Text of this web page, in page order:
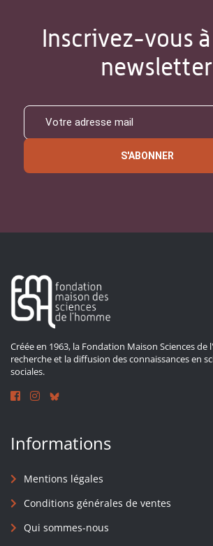
Inscrivez-vous
newsletter
S'ABONNER
Créée en 1963, la Fondation Maison Sciences
recherche et la diffusion des connaissances en
sociales.
Informations
Mentions légales
Conditions générales de ventes
Qui sommes-nous